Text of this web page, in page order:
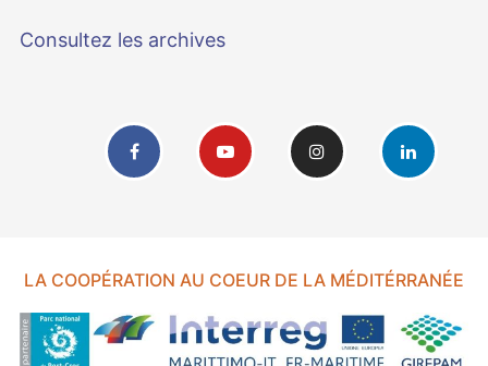
Consultez les archives
LA COOPÉRATION AU COEUR DE LA MÉDITÉRRANÉE